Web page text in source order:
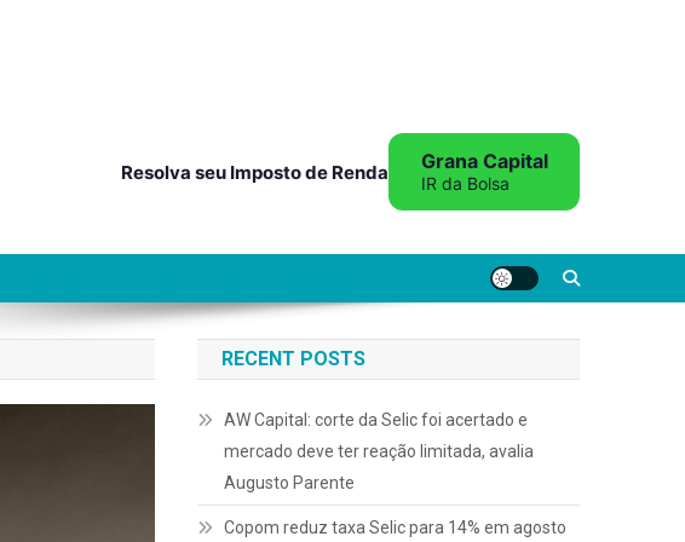
Resolva seu Imposto de Renda Grana Capital
IR da Bolsa
RECENT POSTS
AW Capital: corte da Selic foi acertado e
mercado deve ter reação limitada, avalia
Augusto Parente
Copom reduz taxa Selic para 14% em agosto